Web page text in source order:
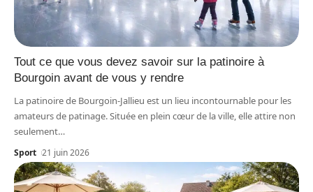
Tout ce que vous devez savoir sur la patinoire à
Bourgoin avant de vous y rendre
La patinoire de Bourgoin-Jallieu est un lieu incontournable pour les
amateurs de patinage. Située en plein cœur de la ville, elle attire non
seulement…
Sport 21 juin 2026